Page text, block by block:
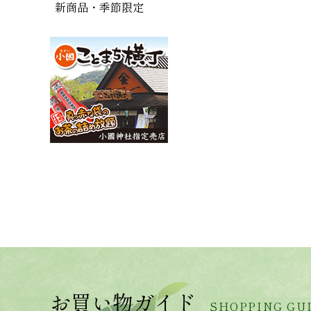
新商品・季節限定
お買い物ガイド SHOPPING